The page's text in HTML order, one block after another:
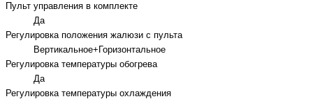
Пульт управления в комплекте
Да
Регулировка положения жалюзи с пульта
Вертикальное+Горизонтальное
Регулировка температуры обогрева
Да
Регулировка температуры охлаждения